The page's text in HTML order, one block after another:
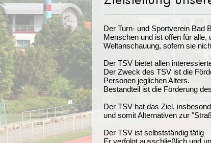
Der Turn- und Sportverein Bad
Menschen und ist offen für alle,
Weltanschauung, sofern sie
Der TSV bietet allen
Der Zweck des TSV ist die
Personen jeglichen Alters.
Bestandteil ist die Förderung
Der TSV hat das Ziel,
und somit Alternativen zur
Der TSV ist selbstständig tätig
Er verfolgt ausschließlich und